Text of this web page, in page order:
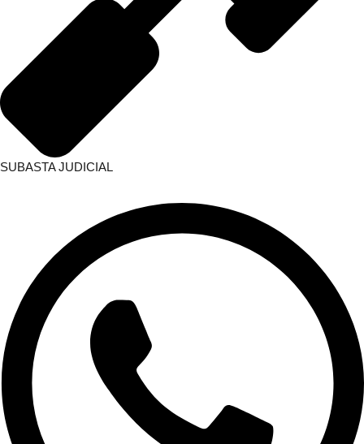
SUBASTA JUDICIAL